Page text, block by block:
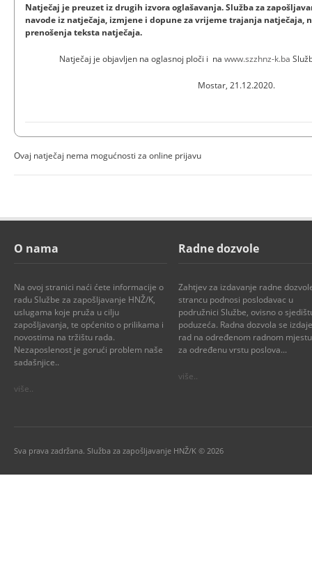
Natječaj je preuzet iz drugih izvora oglašavanja. Služba za
navode iz natječaja, izmjene i dopune za vrijeme trajanja natječaja,
prenošenja teksta natječaja.
Natječaj je objavljen na oglasnoj ploči i nawww.szzhnz-k.ba
Mostar, 21.12.2020.
Ovaj natječaj nema mogućnosti za online prijavu
O nama
Na ovoj stranici naći ćete informacije o
radu Službe za zapošljavanje HNŽ/K,
uslugama koje pruža u cilju
zapošljavanja, te općenito o prilikama i
novostima na tržištu rada.
Nezaposlenost je gorući problem naše
sadašnjice..
više..
Radne dozvole
Zahtjev za izdavanje radne
strancu podnosi poslodavac u
podružnici Službe, ovisno o
poduzeća. Radna dozvola se
rad na određenom radnom
za određenu vrstu poslova...
više..
Sva prava zadržana. Služba za zapošljavanje HNŽ/K © 2026